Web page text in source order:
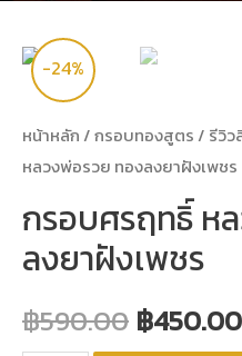
-24%
หน้าหลัก /กรอบทองสูตร / รีวิ
หลวงพ่อรวย ทองลงยาฝังเพชร
กรอบศรฤทธิ์ ห
ลงยาฝังเพชร
฿590.00 ฿450.00